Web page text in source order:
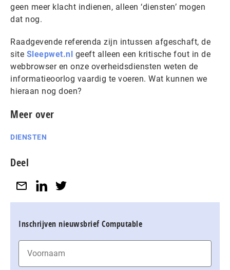
geen meer klacht indienen, alleen ‘diensten’ mogen
dat nog.
Raadgevende referenda zijn intussen afgeschaft, de
site Sleepwet.nl geeft alleen een kritische fout in de
webbrowser en onze overheidsdiensten weten de
informatieoorlog vaardig te voeren. Wat kunnen we
hieraan nog doen?
Meer over
DIENSTEN
Deel
Inschrijven nieuwsbrief Computable